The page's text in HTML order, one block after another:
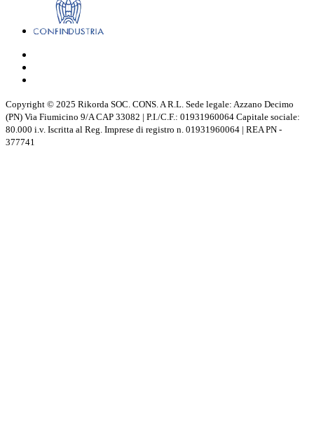
Copyright © 2025 Rikorda SOC. CONS. A R.L. Sede legale: Azzano Decimo
(PN) Via Fiumicino 9/A CAP 33082 | P.I./C.F.: 01931960064 Capitale sociale:
80.000 i.v. Iscritta al Reg. Imprese di registro n. 01931960064 | REA PN -
377741